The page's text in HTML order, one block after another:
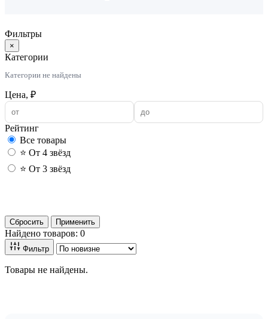
Фильтры
×
Категории
Категории не найдены
Цена, ₽
Рейтинг
Все товары
⭐ От 4 звёзд
⭐ От 3 звёзд
Сбросить
Применить
Найдено товаров: 0
Фильтр
Товары не найдены.